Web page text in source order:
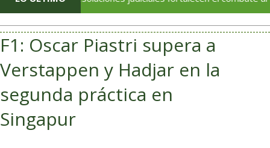
F1: Oscar Piastri supera a
Verstappen y Hadjar en la
segunda práctica en
Singapur